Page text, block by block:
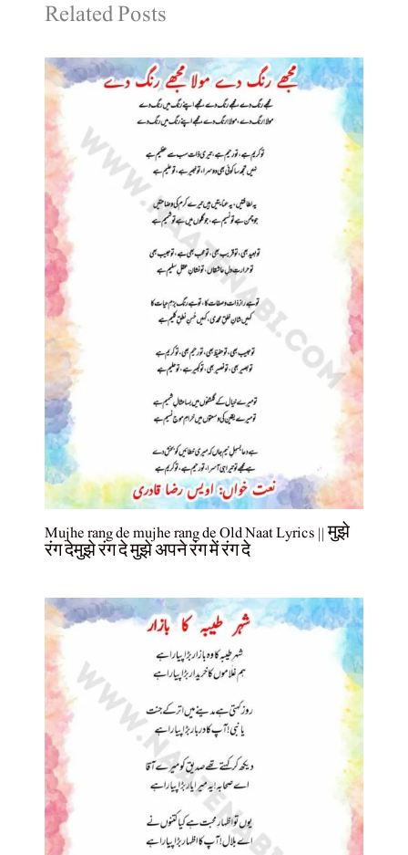
Related Posts
Mujhe rang de mujhe rang de Old Naat Lyrics || मुझे
रंग देमुझे रंग दे मुझे अपने रंग में रंग दे